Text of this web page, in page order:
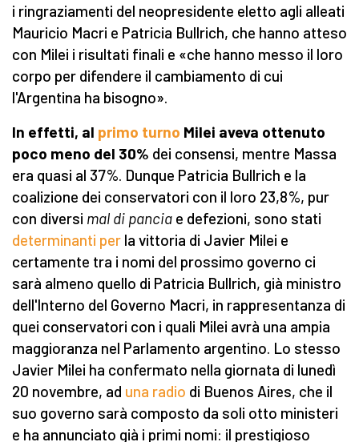
i ringraziamenti del neopresidente eletto agli alleati
Mauricio Macri e Patricia Bullrich, che hanno atteso
con Milei i risultati finali e «che hanno messo il loro
corpo per difendere il cambiamento di cui
l'Argentina ha bisogno».
In effetti, al primo turno Milei aveva ottenuto
poco meno del 30% dei consensi, mentre Massa
era quasi al 37%. Dunque Patricia Bullrich e la
coalizione dei conservatori con il loro 23,8%, pur
con diversi mal di pancia e defezioni, sono stati
determinanti per la vittoria di Javier Milei e
certamente tra i nomi del prossimo governo ci
sarà almeno quello di Patricia Bullrich, già ministro
dell'Interno del Governo Macri, in rappresentanza di
quei conservatori con i quali Milei avrà una ampia
maggioranza nel Parlamento argentino. Lo stesso
Javier Milei ha confermato nella giornata di lunedì
20 novembre, ad una radio di Buenos Aires, che il
suo governo sarà composto da soli otto ministeri
e ha annunciato già i primi nomi: il prestigioso